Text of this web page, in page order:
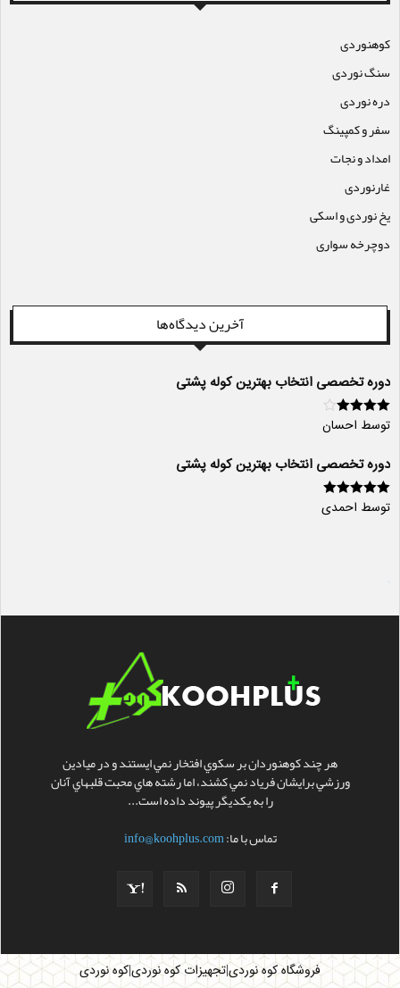
کوهنوردی
سنگ نوردی
دره نوردی
سفر و کمپینگ
امداد و نجات
غارنوردی
یخ نوردی و اسکی
دوچرخه سواری
آخرین دیدگاه‌ها
دوره تخصصی انتخاب بهترین کوله پشتی
امتیاز 4از
توسط احسان
دوره تخصصی انتخاب بهترین کوله پشتی
امتیاز 5از 5
توسط احمدی
هر چند کوهنوردان بر سکوي افتخار نمي ايستند و در ميادين
ورزشي برايشان فرياد نمي کشند، اما رشته هاي محبت قلبهاي آنان
را به يکديگر پيوند داده است...
تماس با ما:info@koohplus.com
فروشگاه کوه نوردی|تجهیزات کوه نوردی|کوه نوردی